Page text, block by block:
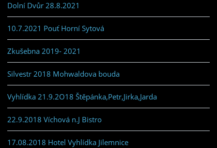
Dolní Dvůr 28.8.2021
10.7.2021 Pouť Horní Sytová
Zkušebna 2019- 2021
Silvestr 2018 Mohwaldova bouda
Vyhlídka 21.9.2O18 Štěpánka,Petr,Jirka,Jarda
22.9.2018 Víchová n.J Bistro
17.08.2018 Hotel Vyhlídka Jilemnice